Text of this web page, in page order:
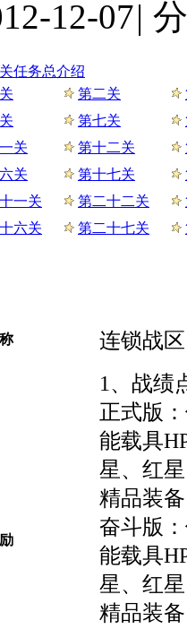
12-07|
任务总介绍
第二关
第七关
关
第十二关
关
第十七关
一关
第二十二关
六关
第二十七关
连锁战区
1、战绩
正式版
能载具
星、红
精品装
奋斗版
能载具
星、红
精品装